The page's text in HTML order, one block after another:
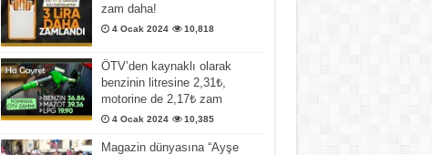
zam daha!
4 Ocak 2024 10,818
ÖTV’den kaynaklı olarak
benzinin litresine 2,31₺,
motorine de 2,17₺ zam
4 Ocak 2024 10,385
Magazin dünyasına “Ayşe